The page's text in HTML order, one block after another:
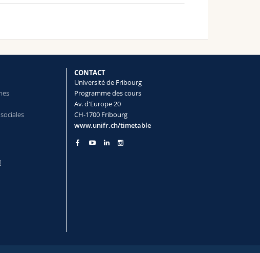
CONTACT
Université de Fribourg
Programme des cours
Av. d'Europe 20
CH-1700 Fribourg
www.unifr.ch/timetable